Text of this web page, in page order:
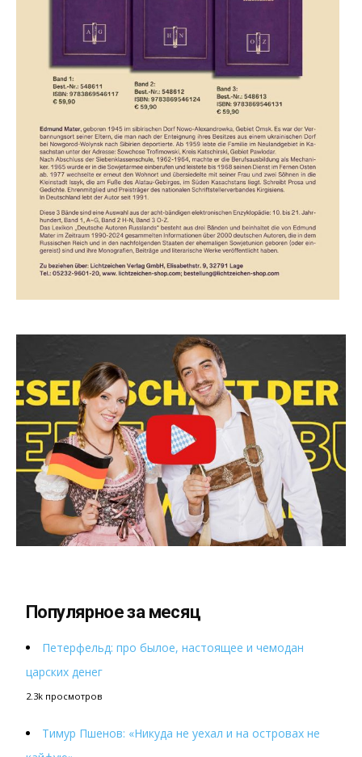
Популярное за месяц
Петерфельд: про былое, настоящее и чемодан
царских денег
2.3k просмотров
Тимур Пшенов: «Никуда не уехал и на островах не